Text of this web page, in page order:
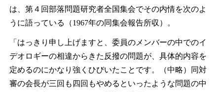
は、第４回部落問題研究者全国集会でその内情を次のよ
うに語っている（1967年の同集会報告所収）。
「はっきり申し上げますと、委員のメンバーの中でのイ
デオロギーの相違からきた反撥の問題が、具体的内容を
定めるのにかなり強くひびいたことです。（中略）同対
審の会長が三回も四回もやめるといったような問題の中